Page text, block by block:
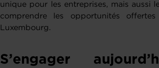
unique pour les entreprises, mais aussi
comprendre les opportunités
Luxembourg.
S’engager